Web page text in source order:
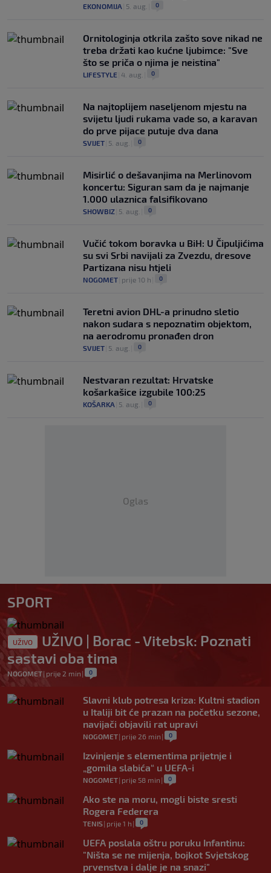
EKONOMIJA 5. aug. 0
Ornitologinja otkrila zašto sove nikad ne
treba držati kao kućne ljubimce: "Sve
što se priča o njima je neistina"
LIFESTYLE 4. aug. 0
Na najtoplijem naseljenom mjestu na
svijetu ljudi rukama vade so, a karavan
do prve pijace putuje dva dana
SVIJET 5. aug. 0
Misirlić o dešavanjima na Merlinovom
koncertu: Siguran sam da je najmanje
1.000 ulaznica falsifikovano
SHOWBIZ 5. aug. 0
Vučić tokom boravka u BiH: U Čipuljićima
su svi Srbi navijali za Zvezdu, dresove
Partizana nisu htjeli
NOGOMET prije 10 h 0
Teretni avion DHL-a prinudno sletio
nakon sudara s nepoznatim objektom,
na aerodromu pronađen dron
SVIJET 5. aug. 0
Nestvaran rezultat: Hrvatske
košarkašice izgubile 100:25
KOŠARKA 5. aug. 0
Oglas
SPORT
UŽIVO
UŽIVO | Borac - Vitebsk: Poznati
sastavi oba tima
NOGOMET| prije 2 min | 0
Slavni klub potresa kriza: Kultni stadion
u Italiji bit će prazan na početku sezone,
navijači objavili rat upravi
NOGOMET| prije 26 min | 0
Izvinjenje s elementima prijetnje i
„gomila slabića“ u UEFA-i
NOGOMET| prije 58 min | 0
Ako ste na moru, mogli biste sresti
Rogera Federera
TENIS| prije 1 h | 0
UEFA poslala oštru poruku Infantinu:
"Ništa se ne mijenja, bojkot Svjetskog
prvenstva i dalje je na snazi"